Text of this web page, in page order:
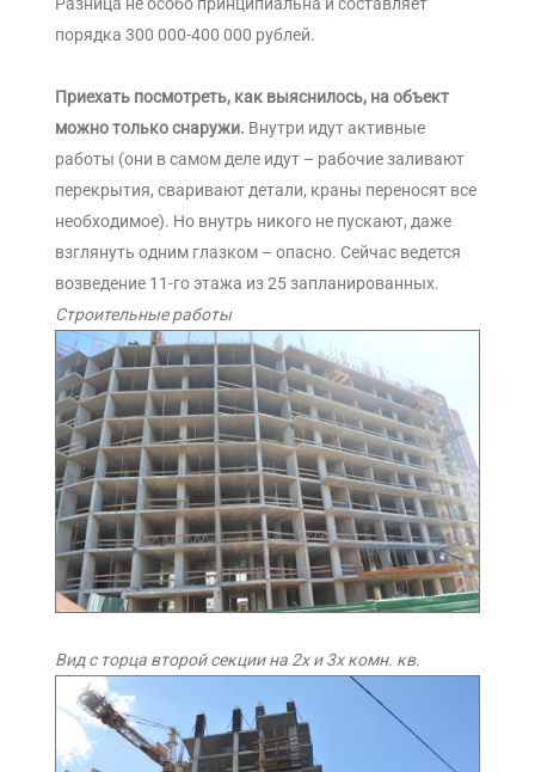
порядка 300 000-400 000 рублей.
Приехать посмотреть, как выяснилось, на объект
можно только снаружи. Внутри идут активные
работы (они в самом деле идут – рабочие заливают
перекрытия, сваривают детали, краны переносят все
необходимое). Но внутрь никого не пускают, даже
взглянуть одним глазком – опасно. Сейчас ведется
возведение 11-го этажа из 25 запланированных.
Строительные работы
Вид с торца второй секции на 2х и 3х комн. кв.